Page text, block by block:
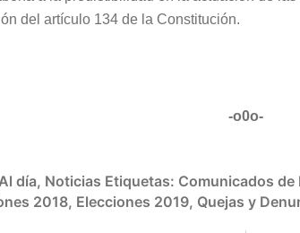
del artículo 134 de la Constitución.
-o0o-
Al día, Noticias Etiquetas: Comunicados de
2018, Elecciones 2019, Quejas y